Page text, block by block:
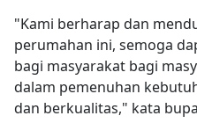
"Kami berharap dan
perumahan ini, semoga
bagi masyarakat bagi
dalam pemenuhan
dan berkualitas," kata